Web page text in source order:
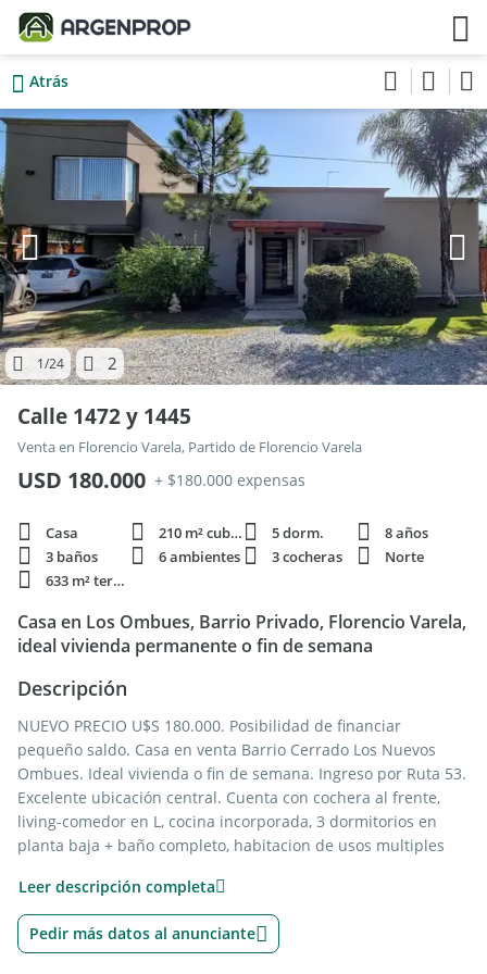
Atrás
1/24 2
Calle 1472 y 1445
Venta en Florencio Varela, Partido de Florencio Varela
USD 180.000 + $180.000 expensas
Casa 210 m² cubie. 5 dorm.
8 años
3 baños
6 ambientes 3 cocheras
Norte
633 m² terren.
Casa en Los Ombues, Barrio Privado, Florencio Varela,
ideal vivienda permanente o fin de semana
Descripción
NUEVO PRECIO U$S 180.000. Posibilidad de financiar
pequeño saldo. Casa en venta Barrio Cerrado Los Nuevos
Ombues. Ideal vivienda o fin de semana. Ingreso por Ruta 53.
Excelente ubicación central. Cuenta con cochera al frente,
living-comedor en L, cocina incorporada, 3 dormitorios en
planta baja + baño completo, habitacion de usos multiples
comedor), galeria con parrilla (quincho incorporado a la casa),
lavadero y baño con ducha. En planta alta cuenta con 2
dormitorios amplios con placard y baño con antebaño. Al
Leer descripción completa
Pedir más datos al anunciante